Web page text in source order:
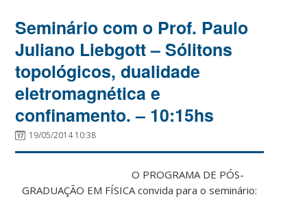
Seminário com o Prof. Paulo
Juliano Liebgott – Sólitons
topológicos, dualidade
eletromagnética e
confinamento. – 10:15hs
19/05/2014 10:38
O PROGRAMA DE PÓS-
GRADUAÇÃO EM FÍSICA convida para o seminário: